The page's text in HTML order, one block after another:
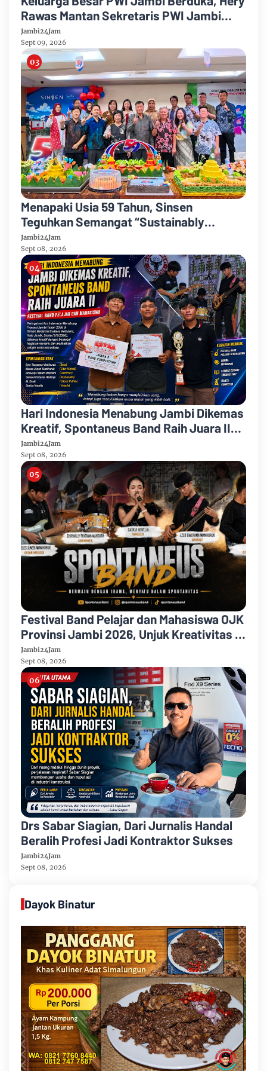
Rawas Mantan Sekretaris PWI Jambi
Tutup Usia
Jambi24Jam
Sept 09, 2026
Menapaki Usia 59 Tahun, Sinsen
Teguhkan Semangat “Sustainably
Growing”
Jambi24Jam
Sept 08, 2026
Hari Indonesia Menabung Jambi Dikemas
Kreatif, Spontaneus Band Raih Juara II
Festival Band Pelajar dan Mahasiswa
Jambi24Jam
Sept 08, 2026
Festival Band Pelajar dan Mahasiswa OJK
Provinsi Jambi 2026, Unjuk Kreativitas di
Taman Banjuran Budayo, Spontaneus
Band Raih Juara 2
Jambi24Jam
Sept 08, 2026
Drs Sabar Siagian, Dari Jurnalis Handal
Beralih Profesi Jadi Kontraktor Sukses
Jambi24Jam
Sept 08, 2026
Dayok Binatur